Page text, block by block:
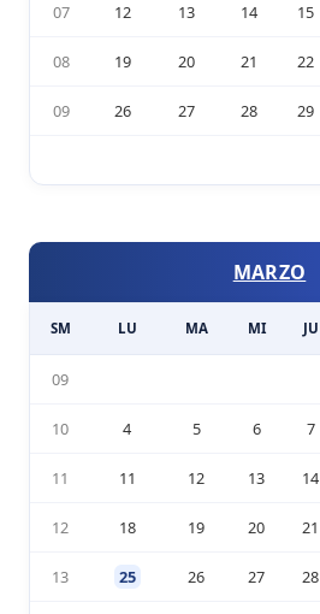
07 12 13 14 15
08 19 20 21 22
09 26 27 28 29
MARZO
SM LU MA MI JU
09
10 4 5 6 7
11 11 12 13 14
12 18 19 20 21
13 25 26 27 28